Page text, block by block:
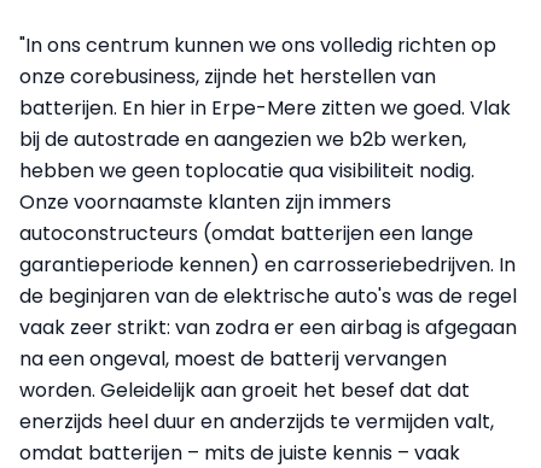
"In ons centrum kunnen we ons volledig richten op
onze corebusiness, zijnde het herstellen van
batterijen. En hier in Erpe-Mere zitten we goed. Vlak
bij de autostrade en aangezien we b2b werken,
hebben we geen toplocatie qua visibiliteit nodig.
Onze voornaamste klanten zijn immers
autoconstructeurs (omdat batterijen een lange
garantieperiode kennen) en carrosseriebedrijven. In
de beginjaren van de elektrische auto's was de regel
vaak zeer strikt: van zodra er een airbag is afgegaan
na een ongeval, moest de batterij vervangen
worden. Geleidelijk aan groeit het besef dat dat
enerzijds heel duur en anderzijds te vermijden valt,
omdat batterijen – mits de juiste kennis – vaak